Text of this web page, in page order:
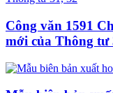
Công văn 1591
mới của Thông tư